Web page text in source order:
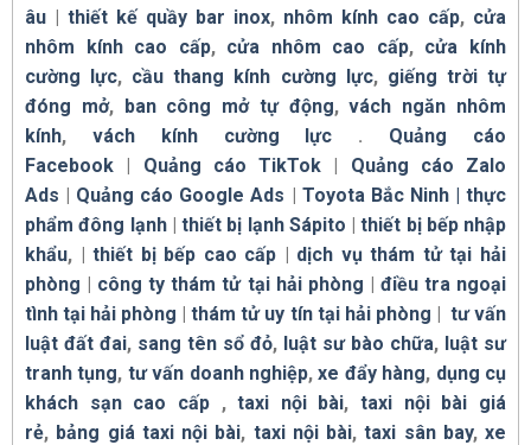
âu | thiết kế quầy bar inox, nhôm kính cao cấp, cửa
nhôm kính cao cấp, cửa nhôm cao cấp, cửa kính
cường lực, cầu thang kính cường lực, giếng trời tự
đóng mở, ban công mở tự động,vách ngăn nhôm
kính, vách kính cường lực . Quảng cáo
Facebook | Quảng cáo TikTok | Quảng cáo Zalo
Ads | Quảng cáo Google Ads | Toyota Bắc Ninh | thực
phẩm đông lạnh| thiết bị lạnh Sápito |thiết bị bếp nhập
khẩu, |thiết bị bếp cao cấp | dịch vụ thám tử tại hải
phòng | công ty thám tử tại hải phòng | điều tra ngoại
tình tại hải phòng |thám tử uy tín tại hải phòng | tư vấn
luật đất đai, sang tên sổ đỏ, luật sư bào chữa, luật sư
tranh tụng, tư vấn doanh nghiệp,xe đẩy hàng, dụng cụ
khách sạn cao cấp,taxi nội bài,taxi nội bài giá
rẻ, bảng giá taxi nội bài, taxi nội bài,taxi sân bay, xe